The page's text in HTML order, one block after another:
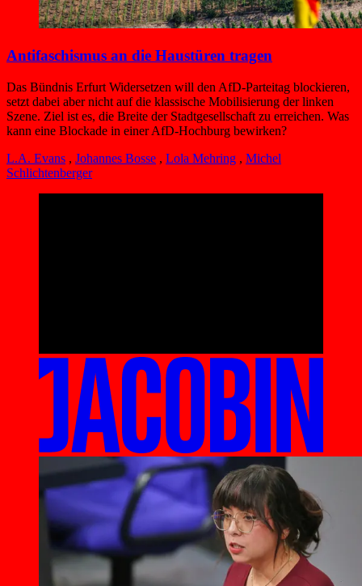
Antifaschismus an die Haustüren tragen
Das Bündnis Erfurt Widersetzen will den AfD-Parteitag blockieren,
setzt dabei aber nicht auf die klassische Mobilisierung der linken
Szene. Ziel ist es, die Breite der Stadtgesellschaft zu erreichen. Was
kann eine Blockade in einer AfD-Hochburg bewirken?
L.A. Evans , Johannes Bosse , Lola Mehring , Michel
Schlichtenberger